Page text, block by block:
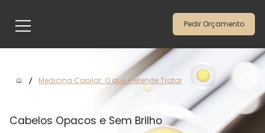
Pedir Orçamento
/ Medicina Capilar: O que Pretende Tratar
Cabelos Opacos e Sem Brilho